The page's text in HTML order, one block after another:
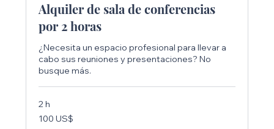
Alquiler de sala de conferencias
por 2 horas
¿Necesita un espacio profesional para llevar a
cabo sus reuniones y presentaciones? No
busque más.
2 h
100
dólares
100 US$